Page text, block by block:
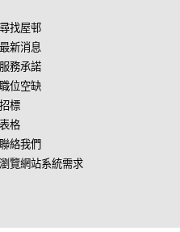
尋找屋邨
最新消息
服務承諾
職位空缺
招標
表格
聯絡我們
瀏覽網站系統需求